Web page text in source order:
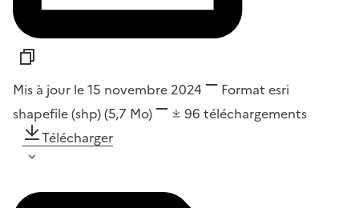
Mis à jour le 15 novembre 2024 Format esri
shapefile (shp)(5,7 Mo) 96 téléchargements
Télécharger